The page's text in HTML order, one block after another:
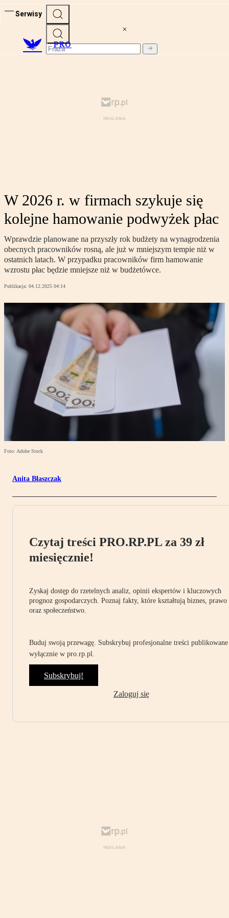
Serwisy
PRO
W 2026 r. w firmach szykuje się
kolejne hamowanie podwyżek płac
Wprawdzie planowane na przyszły rok budżety na wynagrodzenia
obecnych pracowników rosną, ale już w mniejszym tempie niż w
ostatnich latach. W przypadku pracowników firm hamowanie
wzrostu płac będzie mniejsze niż w budżetówce.
Publikacja: 04.12.2025 04:14
Foto: Adobe Stock
Anita Błaszczak
Czytaj treści PRO.RP.PL za 39 zł
miesięcznie!
Zyskaj dostęp do rzetelnych analiz, opinii ekspertów i kluczowych
prognoz gospodarczych. Poznaj fakty, które kształtują biznes, prawo
oraz społeczeństwo.
Buduj swoją przewagę. Subskrybuj profesjonalne treści publikowane
wyłącznie w pro.rp.pl.
Subskrybuj!
Zaloguj się